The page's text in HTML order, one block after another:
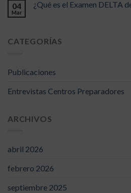
04
Mar
¿Qué es el Examen DELTA
CATEGORÍAS
Publicaciones
Entrevistas Centros Preparadores
ARCHIVOS
abril 2026
febrero 2026
septiembre 2025